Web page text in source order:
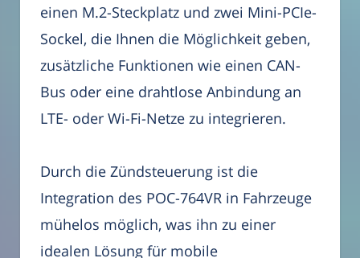
einen M.2-Steckplatz und zwei Mini-PCIe-
Sockel, die Ihnen die Möglichkeit geben,
zusätzliche Funktionen wie einen CAN-
Bus oder eine drahtlose Anbindung an
LTE- oder Wi-Fi-Netze zu integrieren.
Durch die Zündsteuerung ist die
Integration des POC-764VR in Fahrzeuge
mühelos möglich, was ihn zu einer
idealen Lösung für mobile